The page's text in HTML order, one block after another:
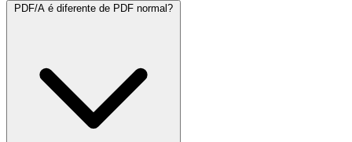
PDF/A é diferente de PDF normal?